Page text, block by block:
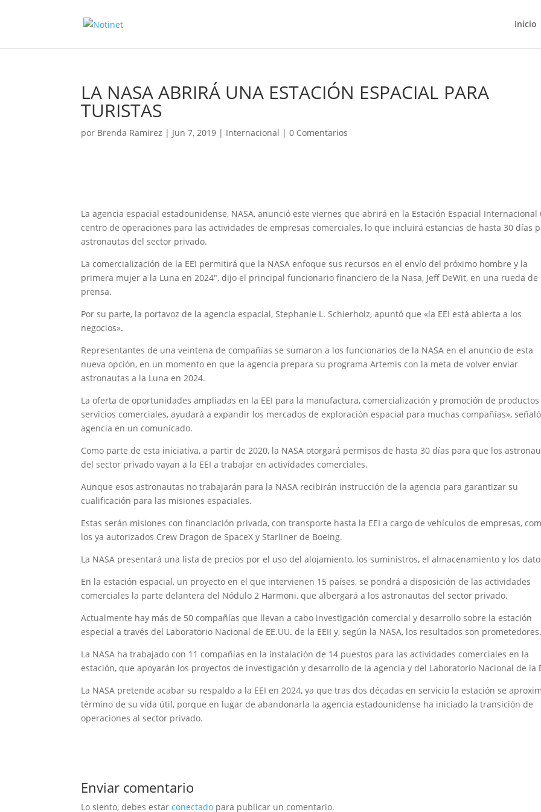
Inicio
LA NASA ABRIRÁ UNA ESTACIÓN ESPACIAL PARA
TURISTAS
por Brenda Ramirez | Jun 7, 2019 | Internacional |0 Comentarios
La agencia espacial estadounidense, NASA, anunció este viernes que abrirá en la Estación Espacial Internacional
centro de operaciones para las actividades de empresas comerciales, lo que incluirá estancias de hasta 30 días
astronautas del sector privado.
La comercialización de la EEI permitirá que la NASA enfoque sus recursos en el envío del próximo hombre y la
primera mujer a la Luna en 2024″, dijo el principal funcionario financiero de la Nasa, Jeff DeWit, en una rueda de
prensa.
Por su parte, la portavoz de la agencia espacial, Stephanie L. Schierholz, apuntó que «la EEI está abierta a los
negocios».
Representantes de una veintena de compañías se sumaron a los funcionarios de la NASA en el anuncio de esta
nueva opción, en un momento en que la agencia prepara su programa Artemis con la meta de volver enviar
astronautas a la Luna en 2024.
La oferta de oportunidades ampliadas en la EEI para la manufactura, comercialización y promoción de productos
servicios comerciales, ayudará a expandir los mercados de exploración espacial para muchas compañías»,
agencia en un comunicado.
Como parte de esta iniciativa, a partir de 2020, la NASA otorgará permisos de hasta 30 días para que los
del sector privado vayan a la EEI a trabajar en actividades comerciales.
Aunque esos astronautas no trabajarán para la NASA recibirán instrucción de la agencia para garantizar su
cualificación para las misiones espaciales.
Estas serán misiones con financiación privada, con transporte hasta la EEI a cargo de vehículos de empresas,
los ya autorizados Crew Dragon de SpaceX y Starliner de Boeing.
La NASA presentará una lista de precios por el uso del alojamiento, los suministros, el almacenamiento y los
En la estación espacial, un proyecto en el que intervienen 15 países, se pondrá a disposición de las actividades
comerciales la parte delantera del Nódulo 2 Harmoni, que albergará a los astronautas del sector privado.
Actualmente hay más de 50 compañías que llevan a cabo investigación comercial y desarrollo sobre la estación
especial a través del Laboratorio Nacional de EE.UU. de la EEII y, según la NASA, los resultados son prometedores.
La NASA ha trabajado con 11 compañías en la instalación de 14 puestos para las actividades comerciales en la
estación, que apoyarán los proyectos de investigación y desarrollo de la agencia y del Laboratorio Nacional de la
La NASA pretende acabar su respaldo a la EEI en 2024, ya que tras dos décadas en servicio la estación se
término de su vida útil, porque en lugar de abandonarla la agencia estadounidense ha iniciado la transición de
operaciones al sector privado.
Enviar comentario
Lo siento, debes estarconectado para publicar un comentario.